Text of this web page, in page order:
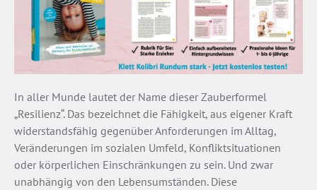
In aller Munde lautet der Name dieser Zauberformel
„Resilienz“. Das bezeichnet die Fähigkeit, aus eigener Kraft
widerstandsfähig gegenüber Anforderungen im Alltag,
Veränderungen im sozialen Umfeld, Konfliktsituationen
oder körperlichen Einschränkungen zu sein. Und zwar
unabhängig von den Lebensumständen. Diese